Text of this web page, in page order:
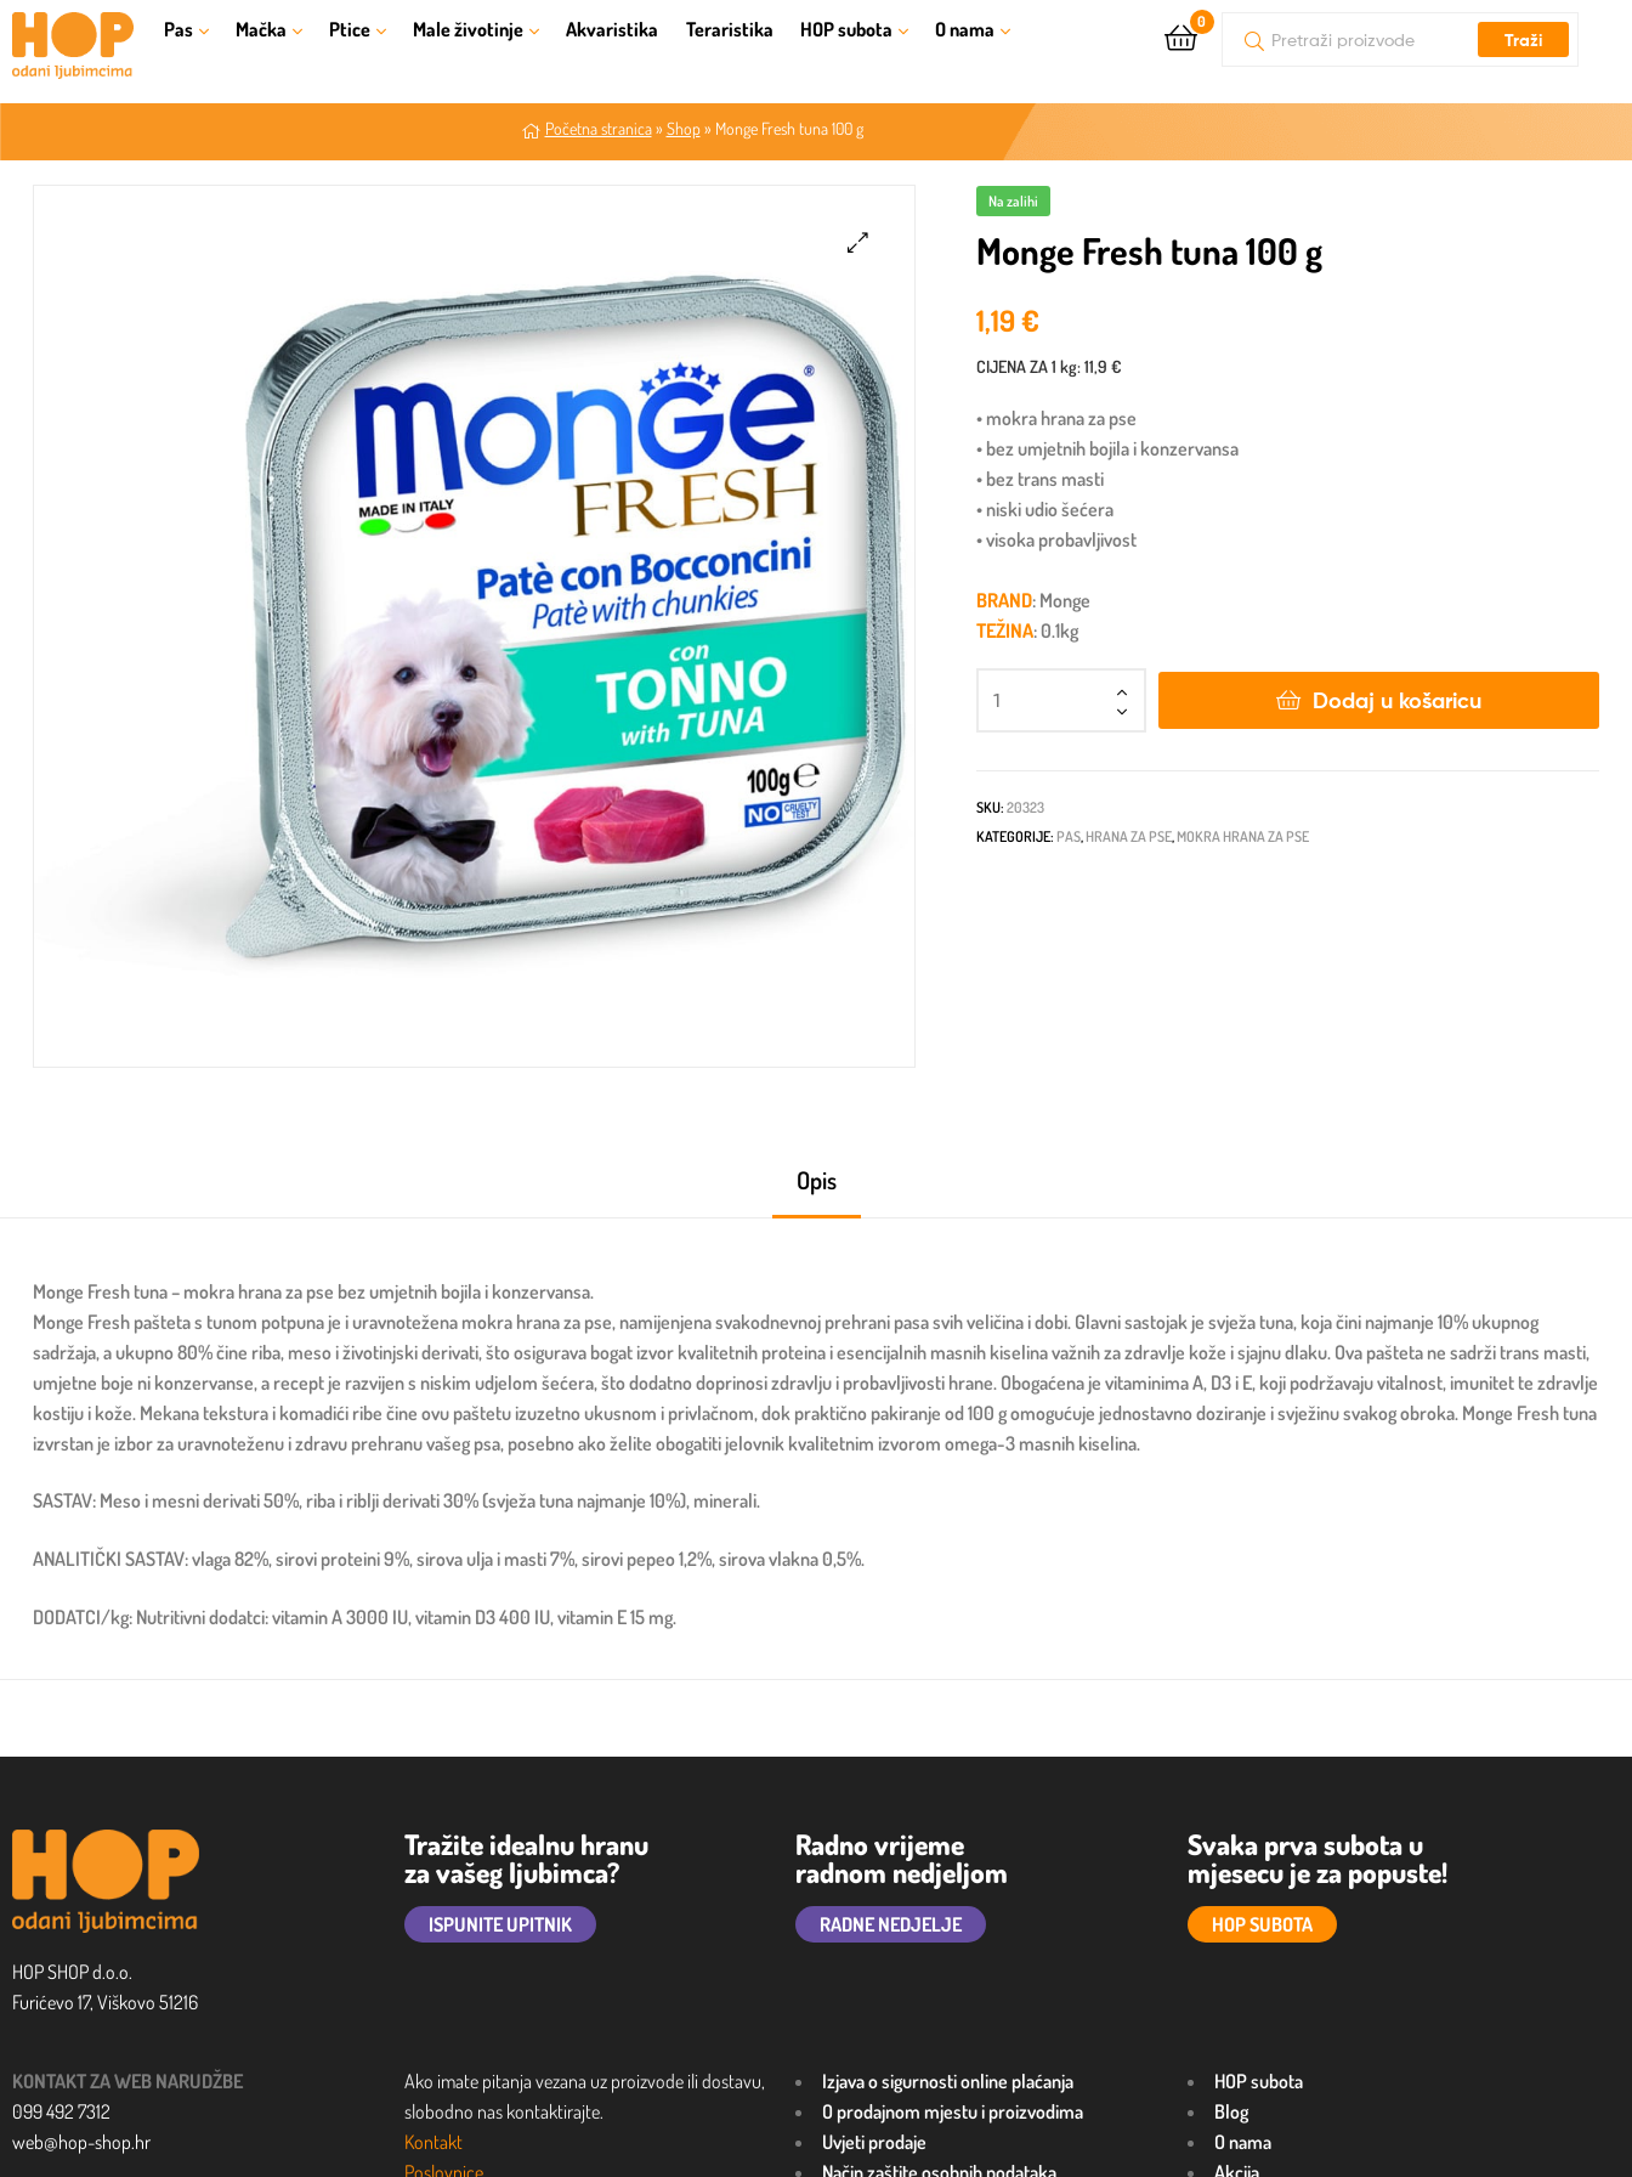
Pas Mačka Ptice Male životinje Akvaristika Teraristika HOP subota O nama 0
Traži
Početna stranica» Shop» Monge Fresh tuna 100 g
Na zalihi
Monge Fresh tuna 100 g
1,19€
CIJENA ZA1 kg:11,9 €
• mokra hrana za pse
• bez umjetnih bojila i konzervansa
• bez trans masti
• niski udio šećera
• visoka probavljivost
BRAND: Monge
TEŽINA: 0.1kg
Dodaj u košaricu
SKU:20323
KATEGORIJE: PAS, HRANA ZA PSE, MOKRA HRANA ZA PSE
Opis
Monge Fresh tuna – mokra hrana za pse bez umjetnih bojila i konzervansa.
Monge Fresh pašteta s tunom potpuna je i uravnotežena mokra hrana za pse, namijenjena svakodnevnoj prehrani pasa svih veličina i dobi. Glavni sastojak je svježa tuna, koja čini najmanje 10% ukupnog
sadržaja, a ukupno 80% čine riba, meso i životinjski derivati, što osigurava bogat izvor kvalitetnih proteina i esencijalnih masnih kiselina važnih za zdravlje kože i sjajnu dlaku. Ova pašteta ne sadrži trans masti,
umjetne boje ni konzervanse, a recept je razvijen s niskim udjelom šećera, što dodatno doprinosi zdravlju i probavljivosti hrane. Obogaćena je vitaminima A, D3 i E, koji podržavaju vitalnost, imunitet te zdravlje
kostiju i kože. Mekana tekstura i komadići ribe čine ovu paštetu izuzetno ukusnom i privlačnom, dok praktično pakiranje od 100 g omogućuje jednostavno doziranje i svježinu svakog obroka. Monge Fresh tuna
izvrstan je izbor za uravnoteženu i zdravu prehranu vašeg psa, posebno ako želite obogatiti jelovnik kvalitetnim izvorom omega-3 masnih kiselina.
SASTAV: Meso i mesni derivati ​​50%, riba i riblji derivati ​​30% (svježa tuna najmanje 10%), minerali.
ANALITIČKI SASTAV: vlaga 82%, sirovi proteini 9%, sirova ulja i masti 7%, sirovi pepeo 1,2%, sirova vlakna 0,5%.
DODATCI/kg: Nutritivni dodatci: vitamin A 3000 IU, vitamin D3 400 IU, vitamin E 15 mg.
HOP SHOP d.o.o.
Furićevo 17, Viškovo 51216
Tražite idealnu hranu
za vašeg ljubimca?
ISPUNITE UPITNIK
Radno vrijeme
radnom nedjeljom
RADNE NEDJELJE
Svaka prva subota u
mjesecu je za popuste!
HOP SUBOTA
KONTAKT ZA WEB NARUDŽBE
099 492 7312
web@hop-shop.hr
Ako imate pitanja vezana uz proizvode ili dostavu,
slobodno nas kontaktirajte.
Kontakt
Izjava o sigurnosti online plaćanja
O prodajnom mjestu i proizvodima
Uvjeti prodaje
HOP subota
Blog
O nama